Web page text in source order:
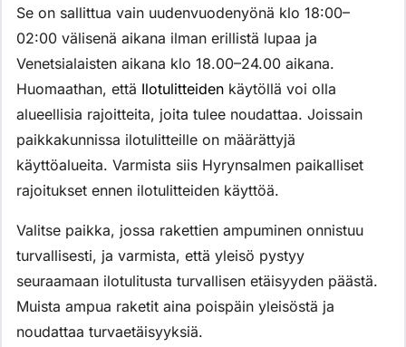
Se on sallittua vain uudenvuodenyönä klo 18:00–
02:00 välisenä aikana ilman erillistä lupaa ja
Venetsialaisten aikana klo 18.00–24.00 aikana.
Huomaathan, että Ilotulitteiden käytöllä voi olla
alueellisia rajoitteita, joita tulee noudattaa. Joissain
paikkakunnissa ilotulitteille on määrättyjä
käyttöalueita. Varmista siis Hyrynsalmen paikalliset
rajoitukset ennen ilotulitteiden käyttöä.
Valitse paikka, jossa rakettien ampuminen onnistuu
turvallisesti, ja varmista, että yleisö pystyy
seuraamaan ilotulitusta turvallisen etäisyyden päästä.
Muista ampua raketit aina poispäin yleisöstä ja
noudattaa turvaetäisyyksiä.